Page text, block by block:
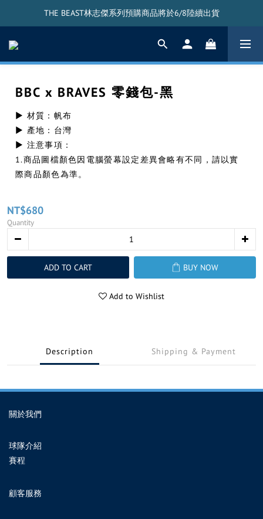
THE BEAST林志傑系列預購商品將於6/8陸續出貨
THE BEAST林志傑系列預購商品將於6/8陸續出貨
THE BEAST搖頭公仔將於5/20陸續出貨
THE BEAST林志傑系列預購商品將於6/8陸續出貨
BBC x BRAVES 零錢包-黑
▶ 材質：帆布
▶ 產地：台灣
▶ 注意事項：
1.商品圖檔顏色因電腦螢幕設定差異會略有不同，請以實
際商品顏色為準。
NT$680
Quantity
ADD TO CART BUY NOW
Add to Wishlist
Description Shipping & Payment
關於我們
球隊介紹
賽程
顧客服務